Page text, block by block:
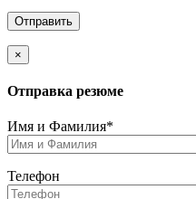
×
Отправка резюме
Имя и Фамилия*
Телефон